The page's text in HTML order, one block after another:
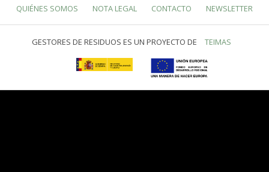
QUIÉNES SOMOS NOTA LEGAL CONTACTO NEWSLETTER
GESTORES DE RESIDUOS ES UN PROYECTO DE TEIMAS